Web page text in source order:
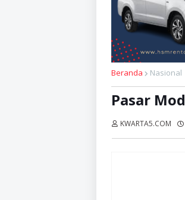
Beranda Nasional
Pasar
KWARTA5.COM